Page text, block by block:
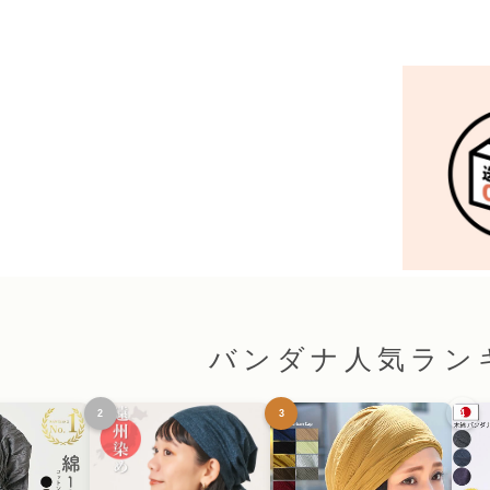
バンダナ人気ラン
2 3 4